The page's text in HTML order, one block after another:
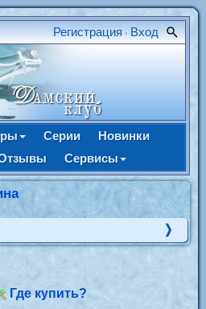
Регистрация • Вход
Серии
Новинки
Сервисы
Где купить?